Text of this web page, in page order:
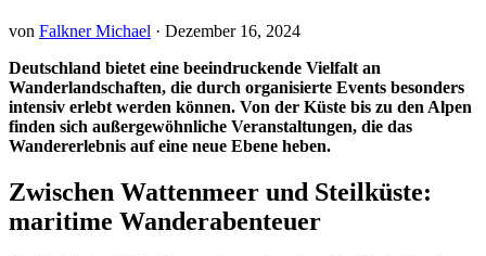
von Falkner Michael · Dezember 16, 2024
Deutschland bietet eine beeindruckende Vielfalt an
Wanderlandschaften, die durch organisierte Events besonders
intensiv erlebt werden können. Von der Küste bis zu den Alpen
finden sich außergewöhnliche Veranstaltungen, die das
Wandererlebnis auf eine neue Ebene heben.
Zwischen Wattenmeer und Steilküste:
maritime Wanderabenteuer